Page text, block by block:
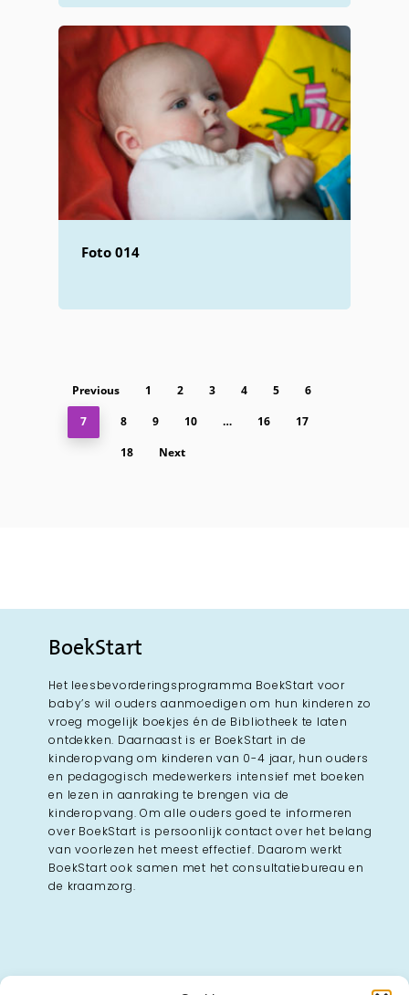
Foto 014
Previous 1 2 3 4 5
6
7
8 9 10 … 16
17
18
Next
BoekStart
Het leesbevorderingsprogramma BoekStart voor
baby’s wil ouders aanmoedigen om hun kinderen zo
vroeg mogelijk boekjes én de Bibliotheek te laten
ontdekken. Daarnaast is er BoekStart in de
kinderopvang om kinderen van 0-4 jaar, hun ouders
en pedagogisch medewerkers intensief met boeken
en lezen in aanraking te brengen via de
kinderopvang. Om alle ouders goed te informeren
over BoekStart is persoonlijk contact over het belang
van voorlezen het meest effectief. Daarom werkt
BoekStart ook samen met het consultatiebureau en
de kraamzorg.